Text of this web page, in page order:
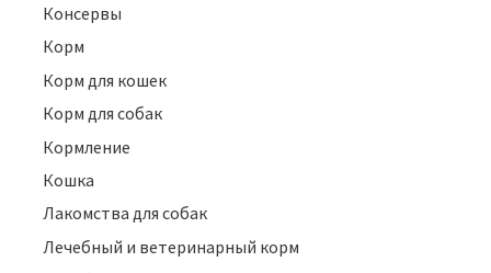
Консервы
Корм
Корм для кошек
Корм для собак
Кормление
Кошка
Лакомства для собак
Лечебный и ветеринарный корм